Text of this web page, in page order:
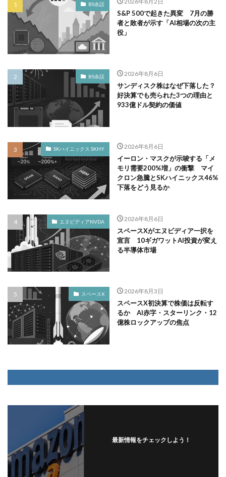
BS余話
S&P 500で起きた異変 7月の勝
者と敗者が示す「AI相場の次の主
役」
BS余話 2026年8月6日
サンディスク株はなぜ下落した？
好決算でも売られた3つの理由と
933億ドル契約の価値
SKハイニックス SKHY 2026年8月6日
イーロン・マスクが示唆する「メ
モリ需要200%増」の衝撃 マイ
クロン急騰とSKハイニックス46%
下落をどう見るか
エヌビディアNVDA 2026年8月6日
スペースXがエヌビディア一択を
宣言 10ギガワットAI投資が変え
る半導体市場
スペースX 2026年8月3日
スペースX初決算で株価は反転す
るか AI赤字・スターリンク・12
億株ロックアップの焦点
最新情報をチェックしよう！